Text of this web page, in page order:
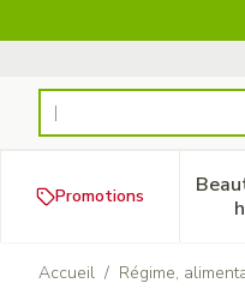
Rechercher
Promotions
Accueil / Régime,